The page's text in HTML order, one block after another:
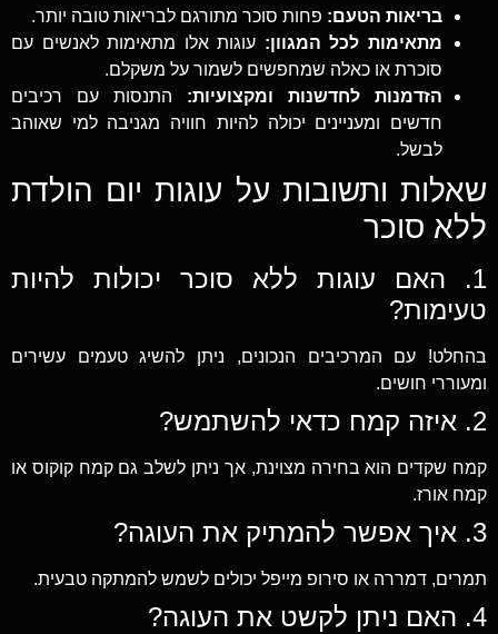
בריאות הטעם: פחות סוכר מתורגם לבריאות טובה יותר.
מתאימות לכל המגוון: עוגות אלו מתאימות לאנשים עם
סוכרת או כאלה שמחפשים לשמור על משקלם.
הזדמנות לחדשנות ומקצועיות: התנסות עם רכיבים
חדשים ומעניינים יכולה להיות חוויה מגניבה למי שאוהב
לבשל.
שאלות ותשובות על עוגות יום הולדת
ללא סוכר
1. האם עוגות ללא סוכר יכולות להיות
טעימות?
בהחלט! עם המרכיבים הנכונים, ניתן להשיג טעמים עשירים
ומעוררי חושים.
2. איזה קמח כדאי להשתמש?
קמח שקדים הוא בחירה מצוינת, אך ניתן לשלב גם קמח קוקוס או
קמח אורז.
3. איך אפשר להמתיק את העוגה?
תמרים, דמררה או סירופ מייפל יכולים לשמש להמתקה טבעית.
4. האם ניתן לקשט את העוגה?